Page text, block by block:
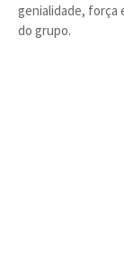
genialidade, força
do grupo.